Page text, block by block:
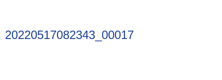
20220517082343_00017